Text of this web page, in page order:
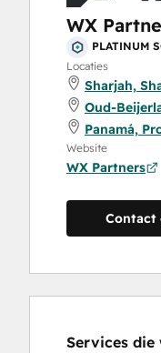
WX
PLATINUM
Locaties
Sharjah,
Oud-
Panamá,
Website
WX Partners
Contact
Services die